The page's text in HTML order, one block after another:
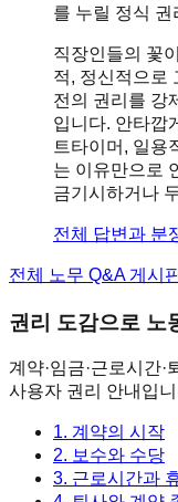
를 누릴 정식
직장인들의 꽃
적, 정신적으로
전의 권리를 강
입니다. 안타깝
트타이머, 일용
는 이유만으로
금기시하거나
전체 답변과 분
전체 노무 Q&A 게시
권리 도감으로 노
계약·임금·근로시간
사용자 권리 안내입
1. 계약의 시작
2. 보수와 수당
3. 근로시간과